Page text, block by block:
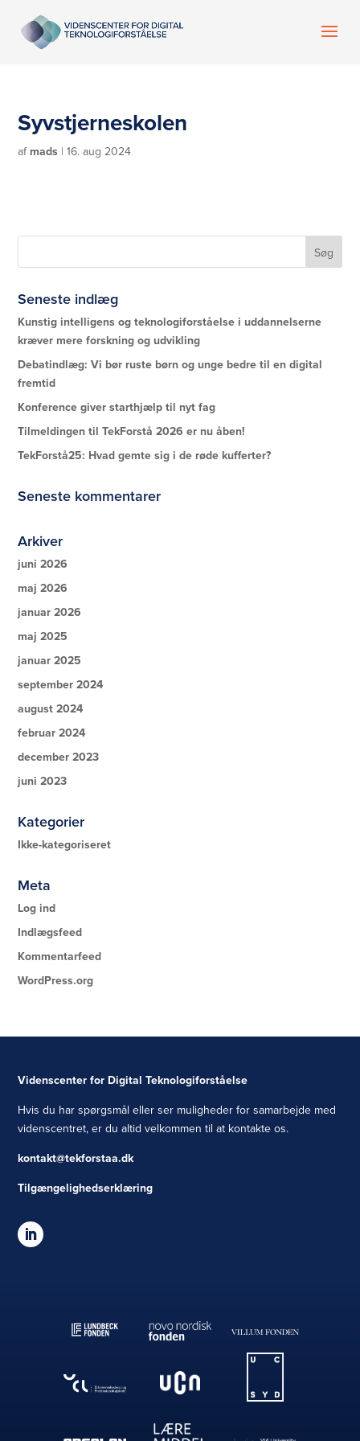
Syvstjerneskolen
af mads |16. aug 2024
Seneste indlæg
Kunstig intelligens og teknologiforståelse i uddannelserne
kræver mere forskning og udvikling
Debatindlæg: Vi bør ruste børn og unge bedre til en digital
fremtid
Konference giver starthjælp til nyt fag
Tilmeldingen til TekForstå 2026 er nu åben!
TekForstå25: Hvad gemte sig i de røde kufferter?
Seneste kommentarer
Arkiver
juni 2026
maj 2026
januar 2026
maj 2025
januar 2025
september 2024
august 2024
februar 2024
december 2023
juni 2023
Kategorier
Ikke-kategoriseret
Meta
Log ind
Indlægsfeed
Kommentarfeed
WordPress.org
Videnscenter for Digital Teknologiforståelse
Hvis du har spørgsmål eller ser muligheder for samarbejde med
videnscentret, er du altid velkommen til at kontakte os.
kontakt@tekforstaa.dk
Tilgængelighedserklæring